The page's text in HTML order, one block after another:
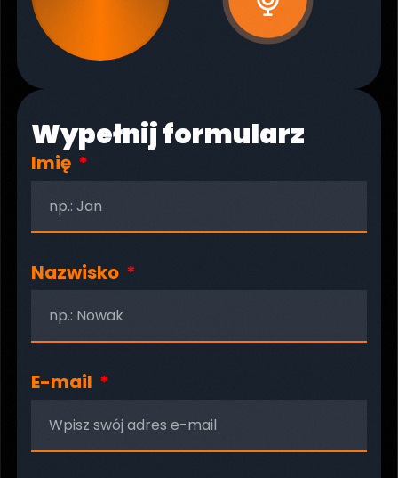
Wypełnij formularz
Imię
Nazwisko
E-mail